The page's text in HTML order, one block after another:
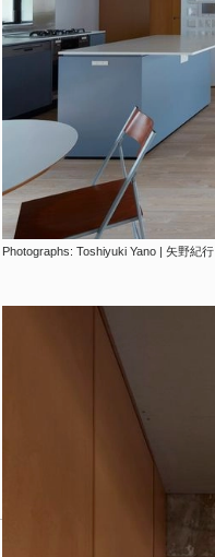
Photographs: Toshiyuki Yano | 矢野紀行